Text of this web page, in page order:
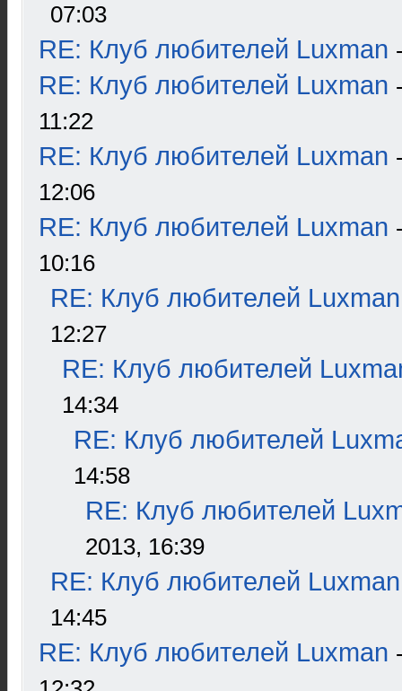
07:03
RE: Клуб любителей Luxman
RE: Клуб любителей Luxman
11:22
RE: Клуб любителей Luxman
12:06
RE: Клуб любителей Luxman
10:16
RE: Клуб любителей Luxman
12:27
RE: Клуб любителей
14:34
RE: Клуб любителей
14:58
RE: Клуб любителей
2013, 16:39
RE: Клуб любителей Luxman
14:45
RE: Клуб любителей Luxman